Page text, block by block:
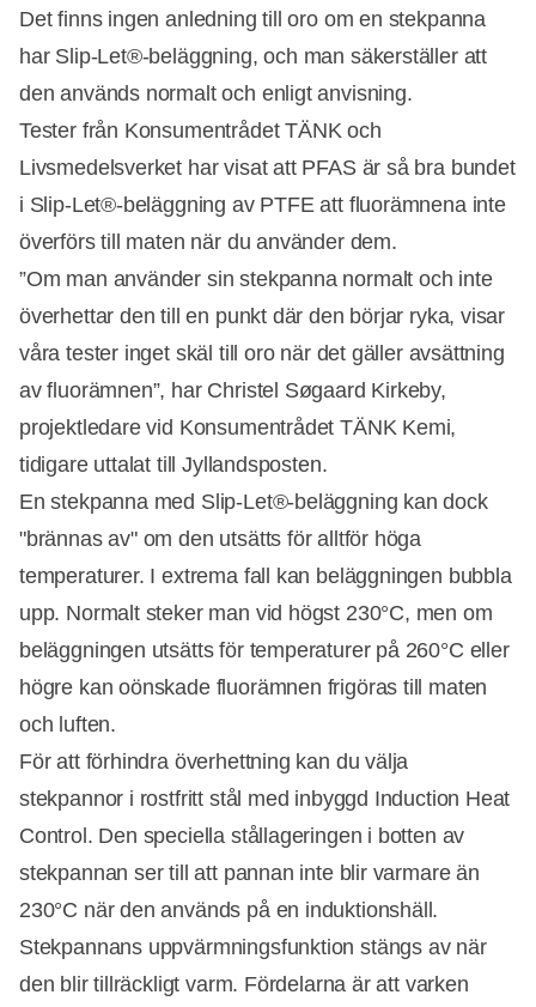
Det finns ingen anledning till oro om en stekpanna
har Slip-Let®-beläggning, och man säkerställer att
den används normalt och enligt anvisning.
Tester från Konsumentrådet TÄNK och
Livsmedelsverket har visat att PFAS är så bra bundet
i Slip-Let®-beläggning av PTFE att fluorämnena inte
överförs till maten när du använder dem.
”Om man använder sin stekpanna normalt och inte
överhettar den till en punkt där den börjar ryka, visar
våra tester inget skäl till oro när det gäller avsättning
av fluorämnen”, har Christel Søgaard Kirkeby,
projektledare vid Konsumentrådet TÄNK Kemi,
tidigare uttalat till Jyllandsposten.
En stekpanna med Slip-Let®-beläggning kan dock
"brännas av" om den utsätts för alltför höga
temperaturer. I extrema fall kan beläggningen bubbla
upp. Normalt steker man vid högst 230°C, men om
beläggningen utsätts för temperaturer på 260°C eller
högre kan oönskade fluorämnen frigöras till maten
och luften.
För att förhindra överhettning kan du välja
stekpannor i rostfritt stål med inbyggd Induction Heat
Control. Den speciella stållageringen i botten av
stekpannan ser till att pannan inte blir varmare än
230°C när den används på en induktionshäll.
Stekpannans uppvärmningsfunktion stängs av när
den blir tillräckligt varm. Fördelarna är att varken